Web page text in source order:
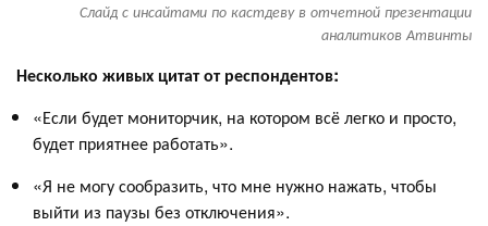
Слайд с инсайтами по кастдеву в отчетной презентации
аналитиков Атвинты
Несколько живых цитат от респондентов:
«Если будет мониторчик, на котором всё легко и просто,
будет приятнее работать».
«Я не могу сообразить, что мне нужно нажать, чтобы
выйти из паузы без отключения».